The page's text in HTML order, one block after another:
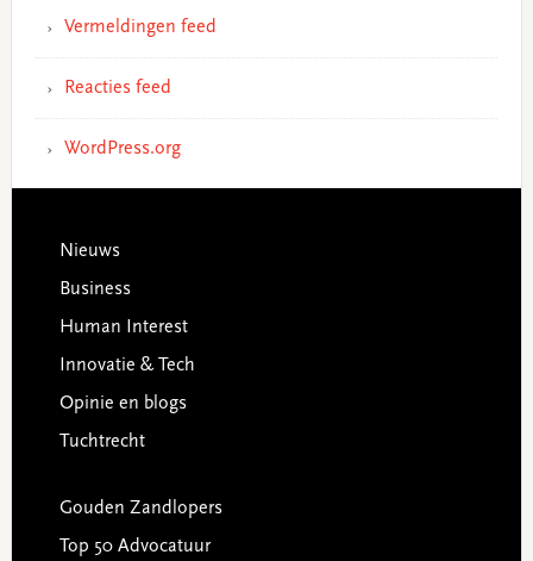
Vermeldingen feed
Reacties feed
WordPress.org
Footer
Nieuws
Business
Human Interest
Innovatie & Tech
Opinie en blogs
Tuchtrecht
Gouden Zandlopers
Top 50 Advocatuur